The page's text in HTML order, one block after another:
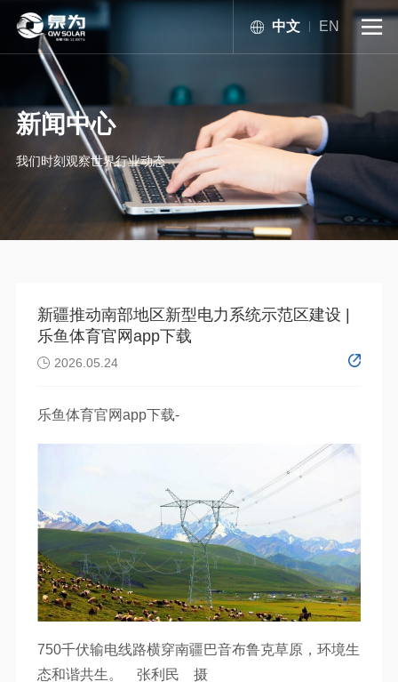
中文 EN 
新闻中心
我们时刻观察世界行业动态
新疆推动南部地区新型电力系统示范区建设 |
乐鱼体育官网app下载
 2026.05.24
乐鱼体育官网app下载-
750千伏输电线路横穿南疆巴音布鲁克草原，环境生
态和谐共生。 张利民 摄